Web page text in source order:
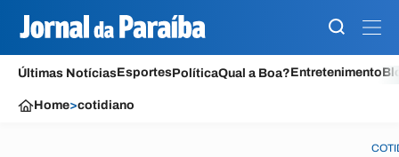
Últimas NotíciasEsportesPolíticaQual a Boa?Entretenimento
Home>cotidiano